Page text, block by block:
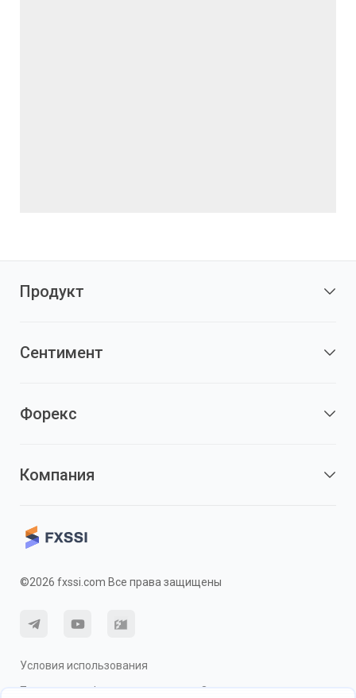
Продукт
Сентимент
Форекс
Компания
©2026 fxssi.com Все права защищены
Условия использования
Политика конфиденциальности
О рисках